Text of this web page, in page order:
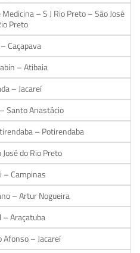
– S J Rio Preto – São José
Preto
Caçapava
– Atibaia
– Jacareí
Santo Anastácio
– Potirendaba
do Rio Preto
– Campinas
– Artur Nogueira
– Araçatuba
Afonso – Jacareí